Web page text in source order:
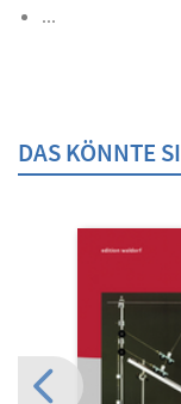
...
DAS KÖNNTE